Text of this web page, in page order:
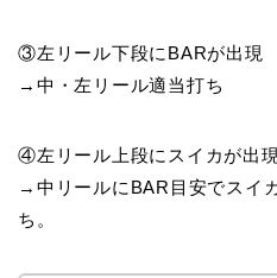
③左リール下段にBARが出現
→中・左リール適当打ち
④左リール上段にスイカが出現
→中リールにBAR目安でスイ
ち。